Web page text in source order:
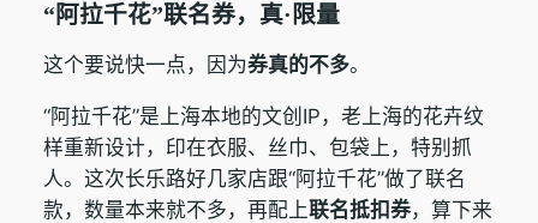
“阿拉千花”联名券，真·限量
这个要说快一点，因为券真的不多。
“阿拉千花”是上海本地的文创IP，老上海的花卉纹
样重新设计，印在衣服、丝巾、包袋上，特别抓
人。这次长乐路好几家店跟“阿拉千花”做了联名
款，数量本来就不多，再配上联名抵扣券，算下来